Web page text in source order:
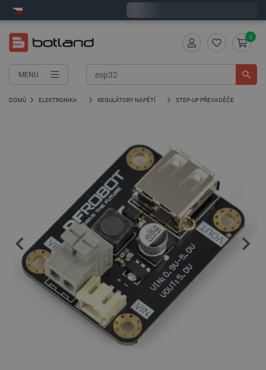
MENU
0
DOMŮ ELEKTRONIKA REGULÁTORY NAPĚTÍ STEP-UP PŘEVADĚČE